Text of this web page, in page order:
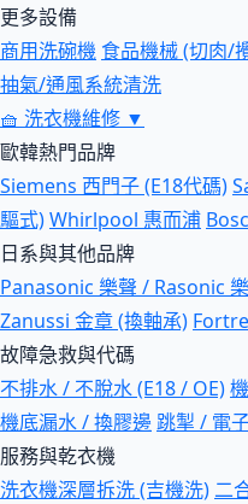
更多設備
商用洗碗機 食品機械 (切肉/
抽氣/通風系統清洗
🧺 洗衣機維修 ▼
歐韓熱門品牌
Siemens 西門子 (E18代碼)
驅式)Whirlpool 惠而浦
日系與其他品牌
Panasonic 樂聲 / Rasonic
Zanussi 金章 (換軸承)
故障急救與代碼
不排水 / 不脫水 (E18 / OE)
機底漏水 / 換膠邊跳掣 / 電
服務與乾衣機
洗衣機深層拆洗 (吉機洗) 二